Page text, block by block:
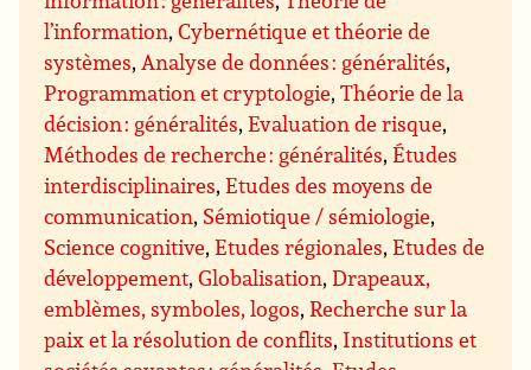
l’information,Cybernétique et théorie de
systèmes,Analyse de données : généralités,
Programmation et cryptologie,Théorie de la
décision : généralités,Evaluation de risque,
Méthodes de recherche : généralités,Études
interdisciplinaires,Etudes des moyens de
communication, Sémiotique / sémiologie,
Science cognitive,Etudes régionales,Etudes de
développement,Globalisation,Drapeaux,
emblèmes, symboles, logos,Recherche sur la
paix et la résolution de conflits, Institutions et